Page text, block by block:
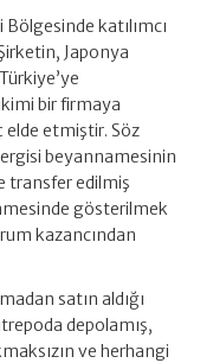
katılımcı
Japonya
bir firmaya
elde etmiştir. Söz
beyannamesinin
transfer edilmiş
gösterilmek
kazancından
satın aldığı
depolamış,
ve herhangi